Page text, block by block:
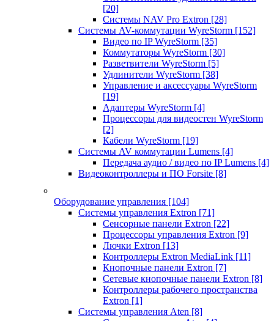
[20]
Системы NAV Pro Extron [28]
Системы AV-коммутации WyreStorm [152]
Видео по IP WyreStorm [35]
Коммутаторы WyreStorm [30]
Разветвители WyreStorm [5]
Удлинители WyreStorm [38]
Управление и аксессуары WyreStorm
[19]
Адаптеры WyreStorm [4]
Процессоры для видеостен WyreStorm
[2]
Кабели WyreStorm [19]
Системы AV коммутации Lumens [4]
Передача аудио / видео по IP Lumens [4]
Видеоконтроллеры и ПО Forsite [8]
Оборудование управления [104]
Системы управления Extron [71]
Сенсорные панели Extron [22]
Процессоры управления Extron [9]
Лючки Extron [13]
Контроллеры Extron MediaLink [11]
Кнопочные панели Extron [7]
Сетевые кнопочные панели Extron [8]
Контроллеры рабочего пространства
Extron [1]
Системы управления Aten [8]